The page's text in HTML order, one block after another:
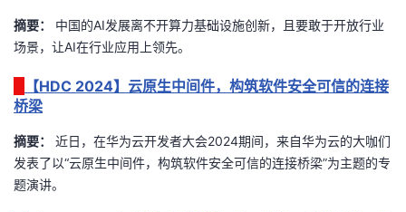
的
博
客
我
的
论
坛
我
的
圈
我
的
我
摘要：
中国的AI发展离不开算力基础设施创新，且要敢于开放行业
场景，让AI在行业应用上领先。
【HDC 2024】云原生中间件，构筑软件安全可信的连接
桥梁
摘要：
近日，在华为云开发者大会2024期间，来自华为云的大咖们
发表了以“云原生中间件，构筑软件安全可信的连接桥梁”为主题的专
题演讲。